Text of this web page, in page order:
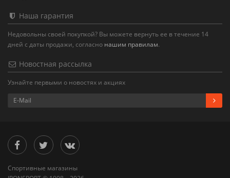
Наша гарантия
Недовольны своей покупкой? Вы можете вернуть ее в течение 14
дней с даты продажи, согласно нашим правилам.
Новостная рассылка
Узнайте первыми о новостях и акциях
Спортивные магазины